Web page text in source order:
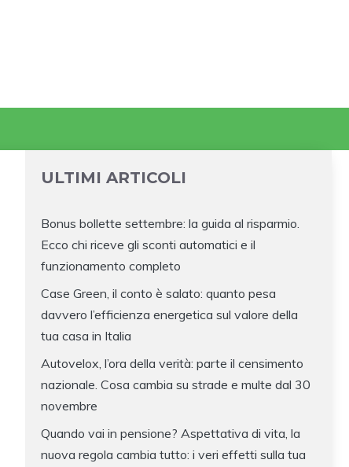
ULTIMI ARTICOLI
Bonus bollette settembre: la guida al risparmio.
Ecco chi riceve gli sconti automatici e il
funzionamento completo
Case Green, il conto è salato: quanto pesa
davvero l’efficienza energetica sul valore della
tua casa in Italia
Autovelox, l’ora della verità: parte il censimento
nazionale. Cosa cambia su strade e multe dal 30
novembre
Quando vai in pensione? Aspettativa di vita, la
nuova regola cambia tutto: i veri effetti sulla tua